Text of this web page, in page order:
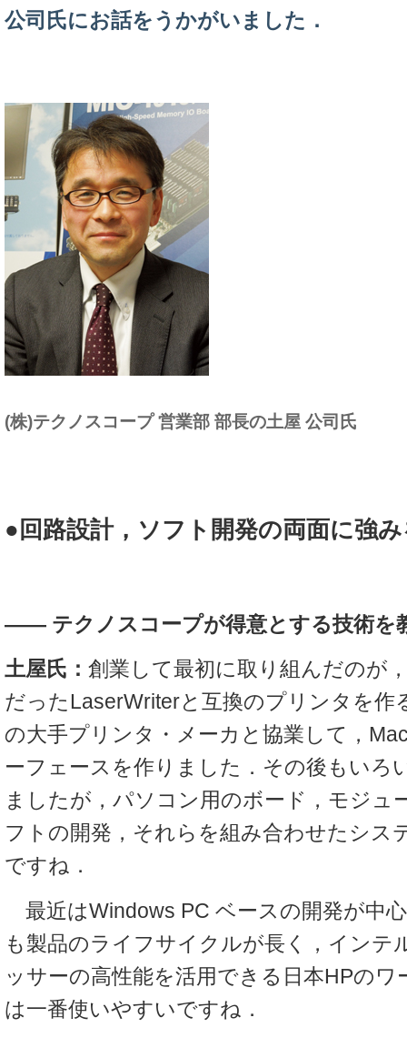
公司氏にお話をうかがいました．
(株)テクノスコープ 営業部 部長の土屋 公司氏
●回路設計，ソフト開発の両面に強
―― テクノスコープが得意とする技術を
土屋氏： 創業して最初に取り組んだのが
だったLaserWriterと互換のプリンタを作
の大手プリンタ・メーカと協業して，
ーフェースを作りました．その後もいろ
ましたが，パソコン用のボード，モジュ
フトの開発，それらを組み合わせたシス
ですね．
最近はWindows PC ベースの開発が中
も製品のライフサイクルが長く，インテ
ッサーの高性能を活用できる日本HPの
は一番使いやすいですね．